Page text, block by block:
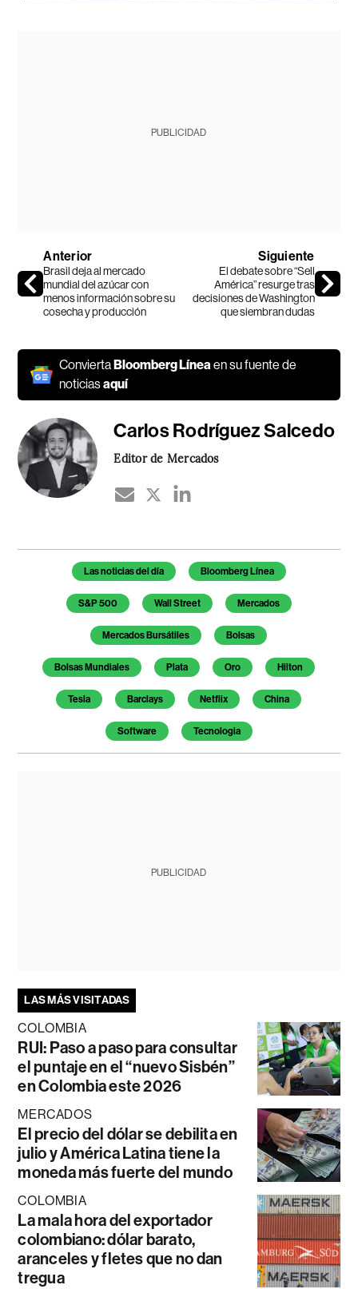
PUBLICIDAD
Anterior
Brasil deja al mercado
mundial del azúcar con
menos información sobre su
cosecha y producción
Siguiente
El debate sobre “Sell
América” resurge tras
decisiones de Washington
que siembran dudas
ConviertaBloomberg Líneaen su fuente de
noticiasaquí
Carlos Rodríguez Salcedo
Editor de Mercados
Temas de este artículo
Las noticias del día Bloomberg Línea
S&P 500 Wall Street Mercados
Mercados Bursátiles Bolsas
Bolsas Mundiales Plata Oro Hilton
Tesla Barclays Netflix China
Software Tecnologia
PUBLICIDAD
LAS MÁS VISITADAS
COLOMBIA
RUI: Paso a paso para consultar
el puntaje en el “nuevo Sisbén”
en Colombia este 2026
MERCADOS
El precio del dólar se debilita en
julio y América Latina tiene la
moneda más fuerte del mundo
COLOMBIA
La mala hora del exportador
colombiano: dólar barato,
aranceles y fletes que no dan
tregua